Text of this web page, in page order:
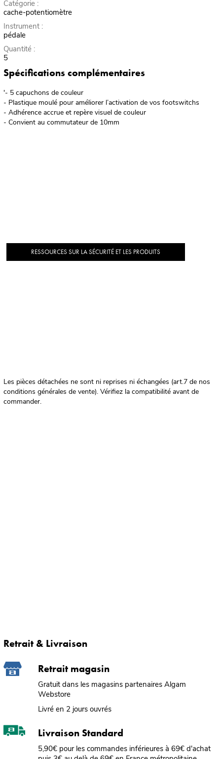
Catégorie :
cache-potentiomètre
Instrument :
pédale
Quantité :
5
Spécifications complémentaires
'- 5 capuchons de couleur
- Plastique moulé pour améliorer l’activation de vos footswitchs
- Adhérence accrue et repère visuel de couleur
- Convient au commutateur de 10mm
RESSOURCES SUR LA SÉCURITÉ ET LES PRODUITS
Les pièces détachées ne sont ni reprises ni échangées (art.7 de nos
conditions générales de vente). Vérifiez la compatibilité avant de
commander.
Retrait & Livraison
Retrait magasin
Gratuit dans les magasins partenaires Algam
Webstore
Livré en 2 jours ouvrés
Livraison Standard
5,90€ pour les commandes inférieures à 69€ d'achat